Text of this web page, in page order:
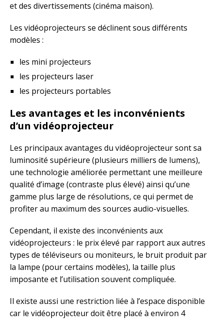
et des divertissements (cinéma maison).
Les vidéoprojecteurs se déclinent sous différents
modèles :
les mini projecteurs
les projecteurs laser
les projecteurs portables
Les avantages et les inconvénients
d’un vidéoprojecteur
Les principaux avantages du vidéoprojecteur sont sa
luminosité supérieure (plusieurs milliers de lumens),
une technologie améliorée permettant une meilleure
qualité d’image (contraste plus élevé) ainsi qu’une
gamme plus large de résolutions, ce qui permet de
profiter au maximum des sources audio-visuelles.
Cependant, il existe des inconvénients aux
vidéoprojecteurs : le prix élevé par rapport aux autres
types de téléviseurs ou moniteurs, le bruit produit par
la lampe (pour certains modèles), la taille plus
imposante et l’utilisation souvent compliquée.
Il existe aussi une restriction liée à l’espace disponible
car le vidéoprojecteur doit être placé à environ 4